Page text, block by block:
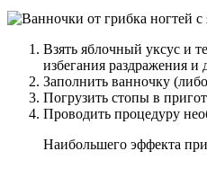
Взять яблочный уксус и
избегания раздражения
Заполнить ванночку
Погрузить стопы в
Проводить процедуру
Наибольшего эффекта